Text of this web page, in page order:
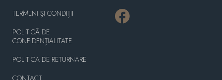
TERMENI ȘI CONDIȚII
POLITICĂ DE
CONFIDENȚIALITATE
POLITICA DE RETURNARE
CONTACT